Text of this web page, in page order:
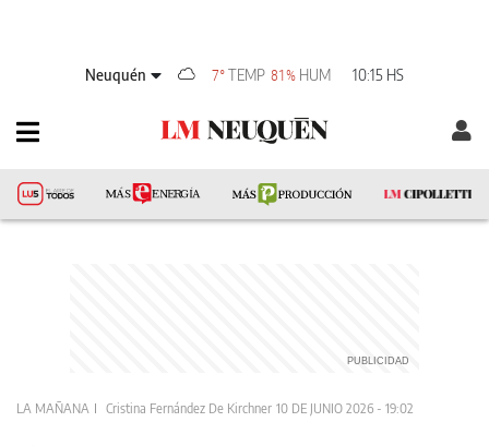
Neuquén 7°TEMP 81% HUM 10:15 HS
LA MAÑANA Cristina Fernández De Kirchner 10 DE JUNIO 2026 - 19:02